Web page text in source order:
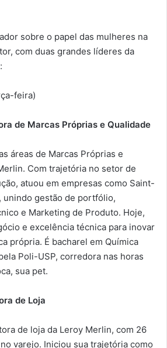
sobre o papel das mulheres na
com duas grandes líderes da
feira)
de Marcas Próprias e Qualidade
áreas de Marcas Próprias e
Com trajetória no setor de
atuou em empresas como Saint-
unindo gestão de portfólio,
e Marketing de Produto. Hoje,
e excelência técnica para inovar
própria. É bacharel em Química
Poli-USP, corredora nas horas
sua pet.
de Loja
de loja da Leroy Merlin, com 26
varejo. Iniciou sua trajetória como